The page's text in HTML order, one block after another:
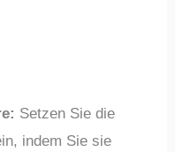
Setzen Sie die
indem Sie sie